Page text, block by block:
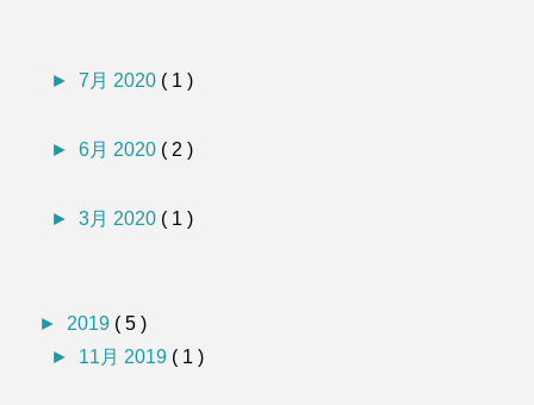
►7月 2020 ( 1 )
►6月 2020 ( 2 )
►3月 2020 ( 1 )
► 2019 ( 5 )
► 11月 2019 ( 1 )